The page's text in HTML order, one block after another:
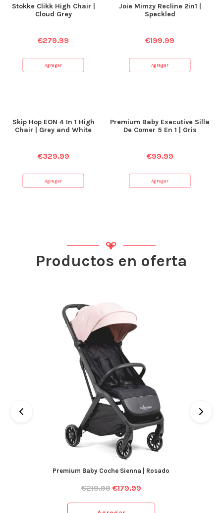
Stokke Clikk High Chair |
Cloud Grey
€279.99
Agregar
Joie Mimzy Recline 2in1 |
Speckled
€199.99
Agregar
Skip Hop EON 4 In 1 High
Chair | Grey and White
€329.99
Agregar
Premium Baby Executive Silla
De Comer 5 En 1 | Gris
€99.99
Agregar
Productos en oferta
Premium Baby Coche Sienna | Rosado
€219.99 €179.99